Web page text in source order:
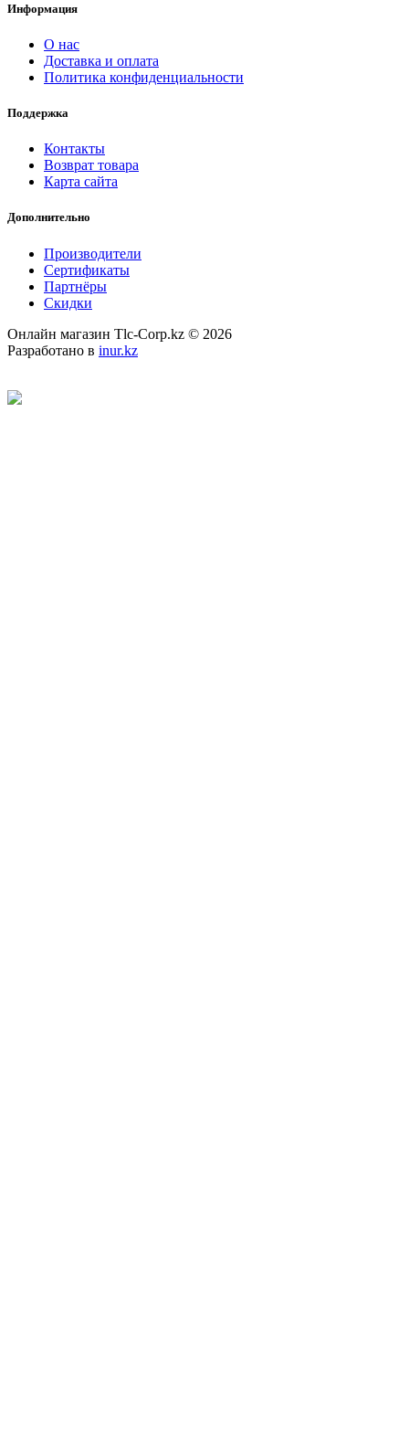
Информация
О нас
Доставка и оплата
Политика конфиденциальности
Поддержка
Контакты
Возврат товара
Карта сайта
Дополнительно
Производители
Сертификаты
Партнёры
Скидки
Онлайн магазин Tlc-Corp.kz © 2026
Разработано в inur.kz